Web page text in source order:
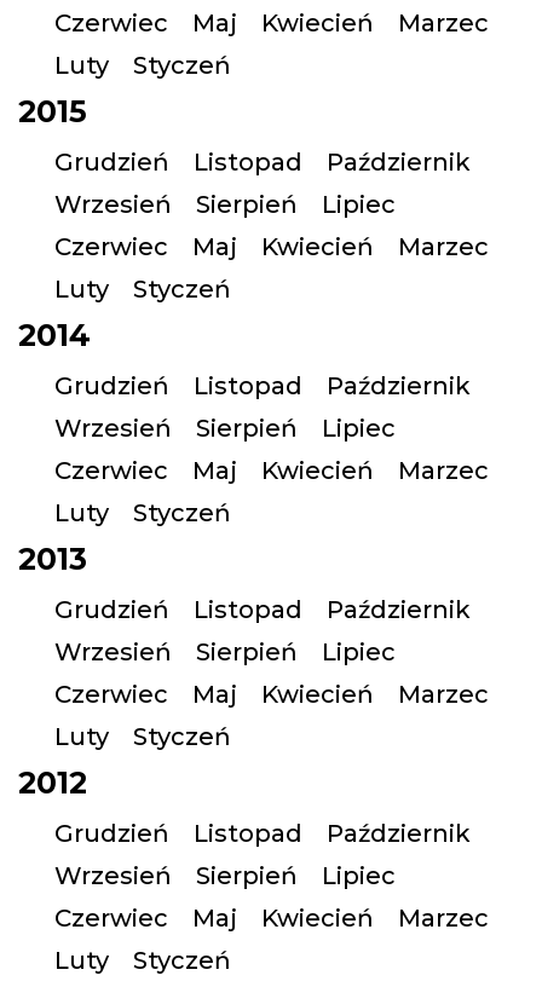
Czerwiec
Maj Kwiecień
Marzec
Luty
Styczeń
2015
Grudzień Listopad
Październik
Wrzesień
Sierpień
Lipiec
Czerwiec
Maj Kwiecień
Marzec
Luty
Styczeń
2014
Grudzień Listopad
Październik
Wrzesień
Sierpień
Lipiec
Czerwiec
Maj Kwiecień
Marzec
Luty
Styczeń
2013
Grudzień Listopad
Październik
Wrzesień
Sierpień
Lipiec
Czerwiec
Maj Kwiecień
Marzec
Luty
Styczeń
2012
Grudzień Listopad
Październik
Wrzesień
Sierpień
Lipiec
Czerwiec
Maj Kwiecień
Marzec
Luty
Styczeń